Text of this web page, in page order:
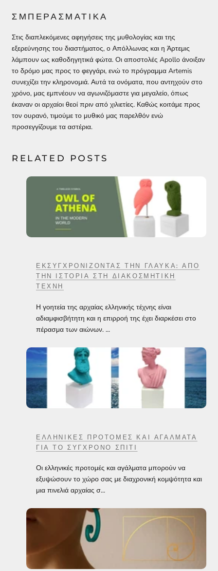
ΣΜΠΈΡΑΣΜΑΤΙΚΆ
Στις διαπλεκόμενες αφηγήσεις της μυθολογίας και της
εξερεύνησης του διαστήματος, ο Απόλλωνας και η Άρτεμις
λάμπουν ως καθοδηγητικά φώτα. Οι αποστολές Apollo άνοιξαν
το δρόμο μας προς το φεγγάρι, ενώ το πρόγραμμα Artemis
συνεχίζει την κληρονομιά. Αυτά τα ονόματα, που αντηχούν στο
χρόνο, μας εμπνέουν να αγωνιζόμαστε για μεγαλείο, όπως
έκαναν οι αρχαίοι θεοί πριν από χιλιετίες. Καθώς κοιτάμε προς
τον ουρανό, τιμούμε το μυθικό μας παρελθόν ενώ
προσεγγίζουμε τα αστέρια.
RELATED POSTS
ΕΚΣΥΓΧΡΟΝΊΖΟΝΤΑΣ ΤΗΝ ΓΛΑΎΚΑ: ΑΠΌ
ΤΗΝ ΙΣΤΟΡΊΑ ΣΤΗ ΔΙΑΚΟΣΜΗΤΙΚΉ
ΤΈΧΝΗ
Η γοητεία της αρχαίας ελληνικής τέχνης είναι
αδιαμφισβήτητη και η επιρροή της έχει διαρκέσει στο
πέρασμα των αιώνων. ...
ΕΛΛΗΝΙΚΈΣ ΠΡΟΤΟΜΈΣ ΚΑΙ ΑΓΆΛΜΑΤΑ
ΓΙΑ ΤΟ ΣΎΓΧΡΟΝΟ ΣΠΊΤΙ
Οι ελληνικές προτομές και αγάλματα μπορούν να
εξυψώσουν το χώρο σας με διαχρονική κομψότητα και
μια πινελιά αρχαίας σ...